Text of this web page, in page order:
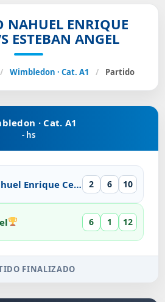
NAHUEL ENRIQUE
ESTEBAN ANGEL
/ Wimbledon · Cat. A1 / Partido
· Cat. A1
- hs
Bernardo Nahuel Enrique Cerezo 2 6 10
6 1 12
FINALIZADO